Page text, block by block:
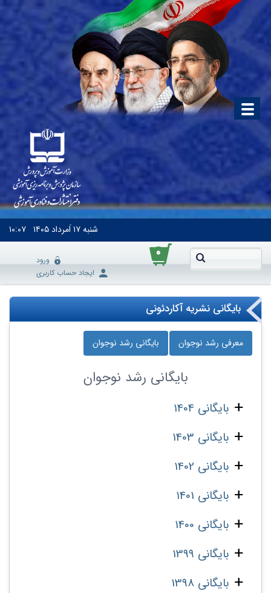
شنبه۱۷ اَمرداد ۱۴۰۵ ۱۰:۰۷
۰
ورود
ایجاد حساب کاربری
بایگانی نشریه آکاردئونی
معرفی رشد نوجوان بایگانی رشد نوجوان
بایگانی رشد نوجوان
بایگانی 1404
بایگانی 1403
بایگانی 1402
بایگانی 1401
بایگانی 1400
بایگانی 1399
بایگانی 1398